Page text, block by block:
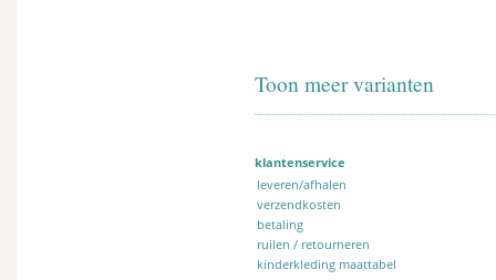
Toon meer varianten
klantenservice
leveren/afhalen
verzendkosten
betaling
ruilen / retourneren
kinderkleding maattabel